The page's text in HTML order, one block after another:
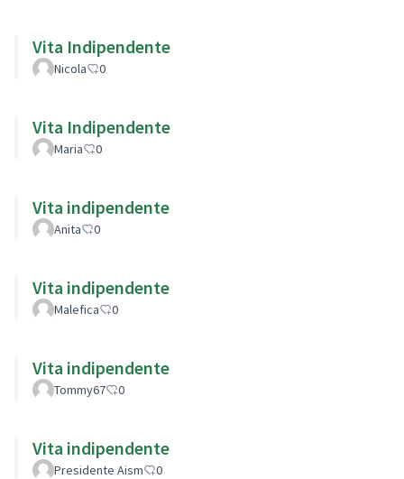
Vita Indipendente
Nicola 0
Vita Indipendente
Maria 0
Vita indipendente
Anita 0
Vita indipendente
Malefica 0
Vita indipendente
Tommy67 0
Vita indipendente
Presidente Aism 0